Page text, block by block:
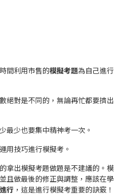
間利用市售的模擬考題為自己進行
絕對是不同的，無論再忙都要擠出
最少也要集中精神考一次。
用技巧進行模擬考。
拿出模擬考題做題是不建議的。模
且做最後的修正與調整，應該在學
行 ，這是進行模擬考重要的訣竅！